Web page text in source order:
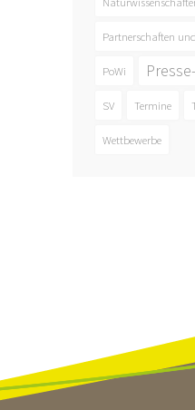
Partnerschaften
PoWi
SV Termine
Wettbewerbe